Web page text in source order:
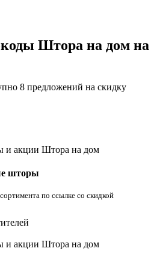
Штора на дом на
8 предложений на скидку
шторы
по ссылке со скидкой